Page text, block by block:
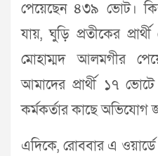
পেয়েছেন ৪৩৯ ভোট।
যায়, ঘুড়ি প্রতীকের
মোহাম্মদ আলমগীর
আমাদের প্রার্থী ১৭ ভোটে
কর্মকর্তার কাছে অভিযোগ
এদিকে, রোববার এ